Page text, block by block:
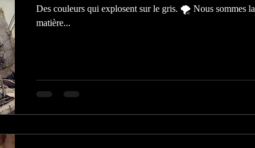
Des couleurs qui explosent sur le gris. 🌪 Nous sommes la
matière...